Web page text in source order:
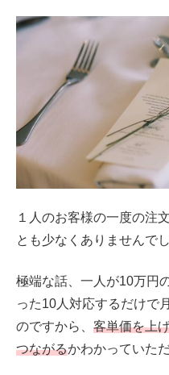
１人のお客様の一度の注
とも少なくありませんでし
極端な話、一人が10万円
った10人対応するだけで
のですから、 客単価を上
つながるかわかっていた